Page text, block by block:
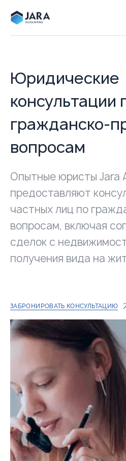
Юридические
консультации
гражданско-
вопросам
Опытные юристы Jara
предоставляют
частных лиц по
вопросам, включая
сделок с
получения вида на
ЗАБРОНИРОВАТЬ КОНСУЛЬТАЦИЮ